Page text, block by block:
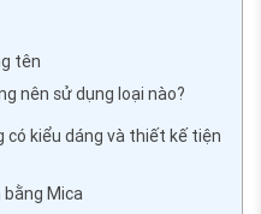
tên
nên sử dụng loại nào?
có kiểu dáng và thiết kế tiện
bằng Mica